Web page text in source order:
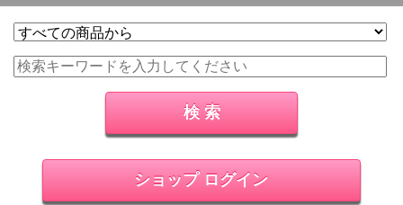
ショップ ログイン